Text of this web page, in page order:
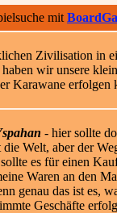
mit
Zivilisation in
wir unsere
Karawane
- hier sollte
Welt, aber der
es für einen
Waren an den
genau das ist es,
Geschäfte